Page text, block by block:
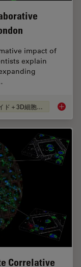
impact of
explain
オルガノイド＋3D細胞培養 Mica: A
Correlative